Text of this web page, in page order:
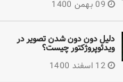
09 بهمن 1400
دلیل دون دون شدن تصویر در
ویدئوپروژکتور چیست؟
12 اسفند 1400